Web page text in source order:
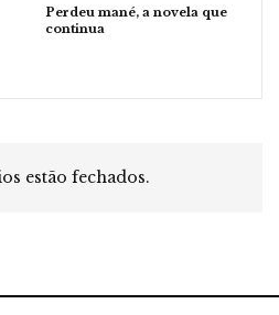
Perdeu mané, a novela que
continua
estão fechados.